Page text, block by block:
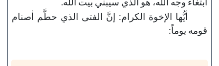
أيُّها الإخوة الكرام: إنَّ الفتى الذي حطَّم أصنام
قومه يوماً: